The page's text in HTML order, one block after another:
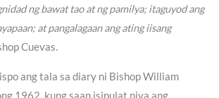
ng bawat tao at ng pamilya; itaguyod ang
at pangalagaan ang ating iisang
Cuevas.
ang tala sa diary ni Bishop William
1962, kung saan isinulat niya ang